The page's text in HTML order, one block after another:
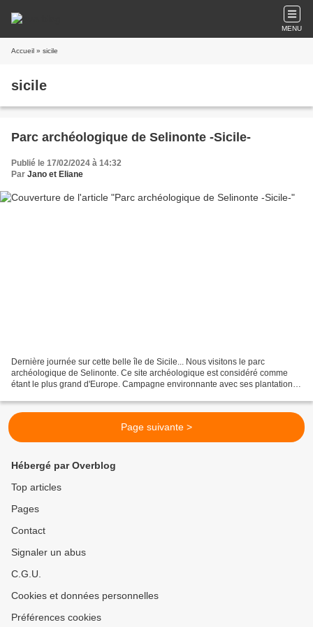
MENU
Accueil » sicile
sicile
Parc archéologique de Selinonte -Sicile-
Publié le 17/02/2024 à 14:32
Par Jano et Eliane
Dernière journée sur cette belle île de Sicile... Nous visitons le parc
archéologique de Selinonte. Ce site archéologique est considéré comme
étant le plus grand d'Europe. Campagne environnante avec ses plantations
Page suivante >
Hébergé par Overblog
Top articles
Pages
Contact
Signaler un abus
C.G.U.
Cookies et données personnelles
Préférences cookies